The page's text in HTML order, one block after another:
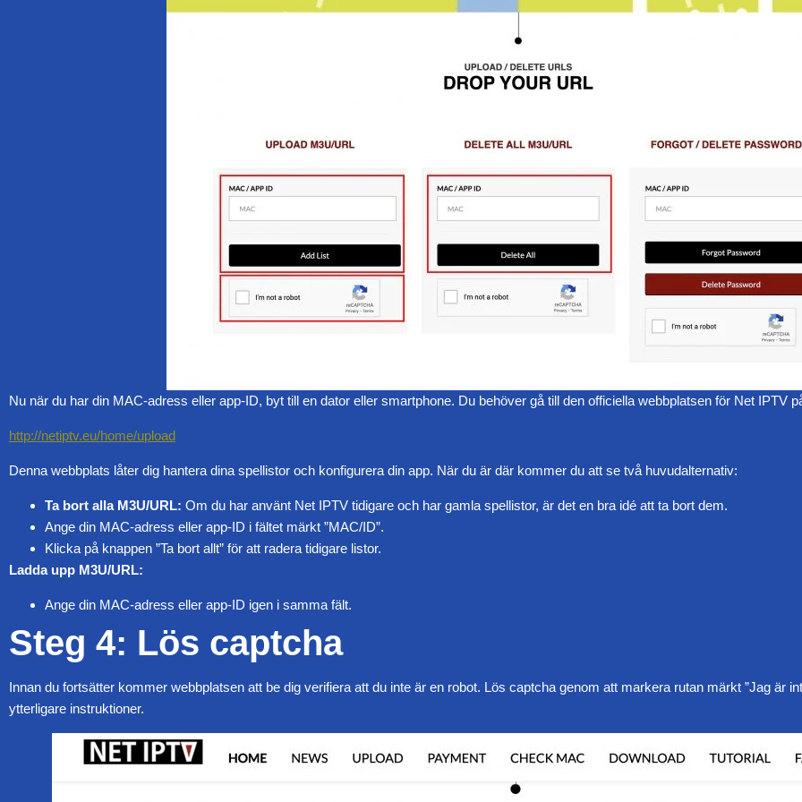
Nu när du har din MAC-adress eller app-ID, byt till en dator eller smartphone. Du behöver gå till den officiella webbplatsen för Net IPTV
http://netiptv.eu/home/upload
Denna webbplats låter dig hantera dina spellistor och konfigurera din app. När du är där kommer du att se två huvudalternativ:
Ta bort alla M3U/URL: Om du har använt Net IPTV tidigare och har gamla spellistor, är det en bra idé att ta bort dem.
Ange din MAC-adress eller app-ID i fältet märkt ”MAC/ID”.
Klicka på knappen ”Ta bort allt” för att radera tidigare listor.
Ladda upp M3U/URL:
Ange din MAC-adress eller app-ID igen i samma fält.
Steg 4: Lös captcha
Innan du fortsätter kommer webbplatsen att be dig verifiera att du inte är en robot. Lös captcha genom att markera rutan märkt ”Jag är
ytterligare instruktioner.